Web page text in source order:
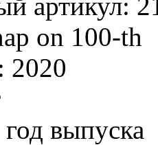
on 100-th
2020
выпуска